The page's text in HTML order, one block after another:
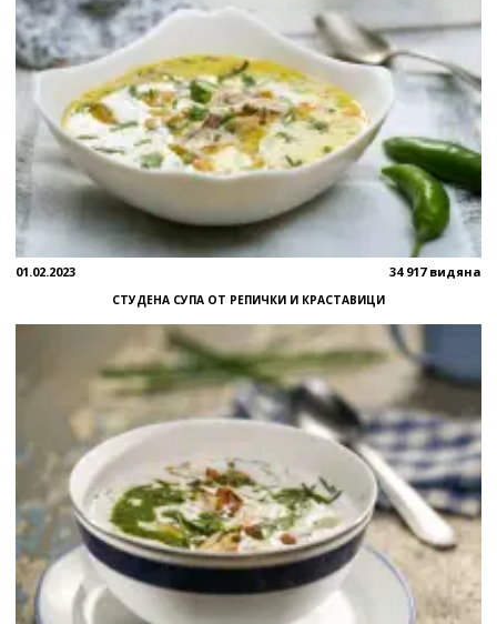
01.02.2023 34 917 видяна
СТУДЕНА СУПА ОТ РЕПИЧКИ И КРАСТАВИЦИ